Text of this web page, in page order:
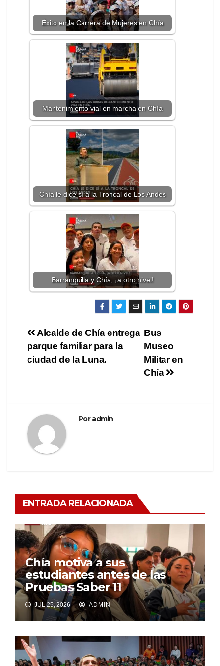
Éxito en la Carrera de Mujeres en Chía
Mantenimiento vial en marcha en Chía
Chía le dice sí a la Troncal de Los Andes
Barranquilla y Chía, ¡a otro nivel!
Bus
Museo
Militar en
Chía
Alcalde de Chía entrega
parque familiar para la
ciudad de la Luna.
Poradmin
ENTRADA RELACIONADA
Chía motiva a sus
estudiantes antes de las
Pruebas Saber 11
JUL 25, 2026 ADMIN